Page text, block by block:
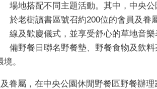
場地搭配不同主題活動。其中，中央
於老樹讀書區號召約200位的會員及眷
線及歡慶儀式，並享受舒心的草地音
備野餐日聯名野餐墊、野餐食物及飲
。
眷屬，在中央公園休閒野餐區野餐辦